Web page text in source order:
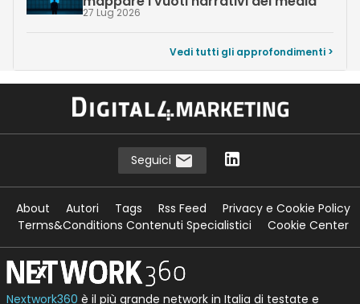
27 Lug 2026
Vedi tutti gli approfondimenti >
Seguici
About Autori Tags Rss Feed
Privacy e Cookie Policy
Terms&Conditions Contenuti Specialistici
Cookie Center
Nextwork360 è il più grande network in Italia di testate e